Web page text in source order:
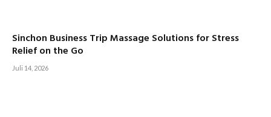
Sinchon Business Trip Massage Solutions for Stress
Relief on the Go
Juli 14, 2026